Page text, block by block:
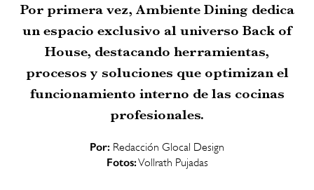
Por primera vez, Ambiente Dining dedica
un espacio exclusivo al universo Back of
House, destacando herramientas,
procesos y soluciones que optimizan el
funcionamiento interno de las cocinas
profesionales.
Por: Redacción Glocal Design
Fotos:Vollrath Pujadas